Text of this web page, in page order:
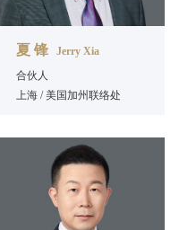
夏 锋
Jerry Xia
合伙人
上海 / 美国加州联络处